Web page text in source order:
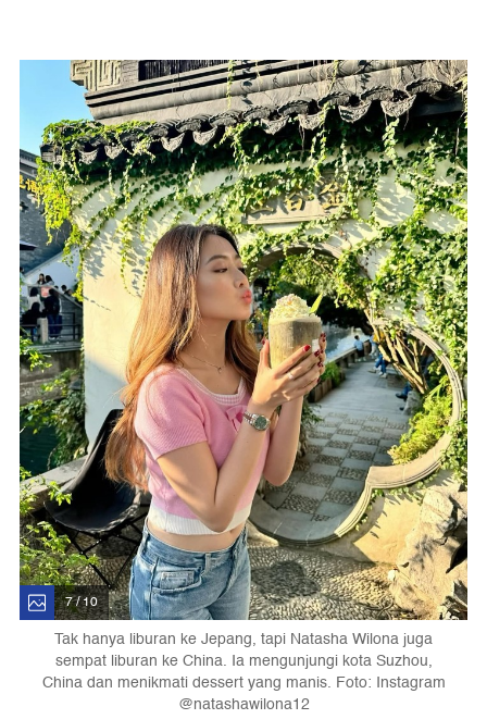
7 / 10
Tak hanya liburan ke Jepang, tapi Natasha Wilona juga
sempat liburan ke China. Ia mengunjungi kota Suzhou,
China dan menikmati dessert yang manis. Foto: Instagram
@natashawilona12